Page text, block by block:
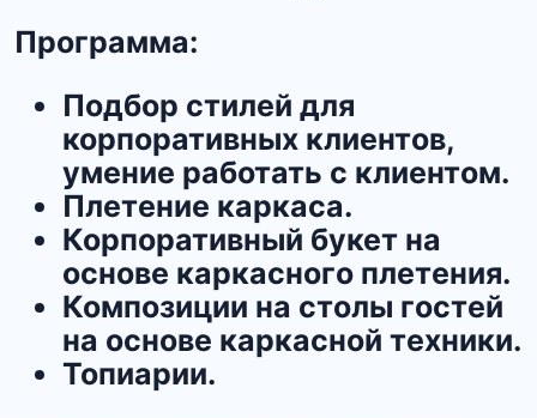
Программа:
Подбор стилей для
корпоративных клиентов,
умение работать с клиентом.
Плетение каркаса.
Корпоративный букет на
основе каркасного плетения.
Композиции на столы гостей
на основе каркасной техники.
Топиарии.